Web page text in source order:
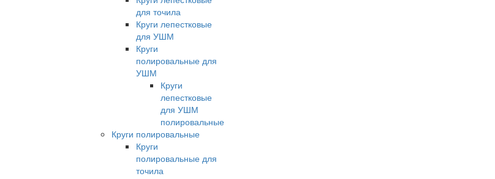
для точила
Круги лепестковые
для УШМ
Круги
полировальные для
УШМ
Круги
лепестковые
для УШМ
полировальные
Круги полировальные
Круги
полировальные для
точила